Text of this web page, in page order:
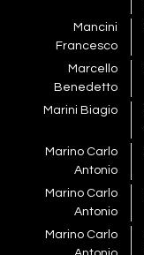
Mancini
Francesco
Marcello
Benedetto
Marini Biagio
Marino Carlo
Antonio
Marino Carlo
Antonio
Marino Carlo